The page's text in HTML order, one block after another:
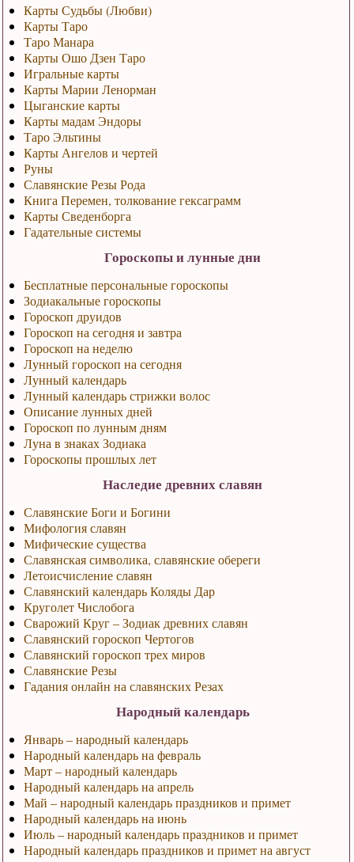
Карты Судьбы (Любви)
Карты Таро
Таро Манара
Карты Ошо Дзен Таро
Игральные карты
Карты Марии Ленорман
Цыганские карты
Карты мадам Эндоры
Таро Эльтины
Карты Ангелов и чертей
Руны
Славянские Резы Рода
Книга Перемен, толкование гексаграмм
Карты Сведенборга
Гадательные системы
Гороскопы и лунные дни
Бесплатные персональные гороскопы
Зодиакальные гороскопы
Гороскоп друидов
Гороскоп на сегодня и завтра
Гороскоп на неделю
Лунный гороскоп на сегодня
Лунный календарь
Лунный календарь стрижки волос
Описание лунных дней
Гороскоп по лунным дням
Луна в знаках Зодиака
Гороскопы прошлых лет
Наследие древних славян
Славянские Боги и Богини
Мифология славян
Мифические существа
Славянская символика, славянские обереги
Летоисчисление славян
Славянский календарь Коляды Дар
Круголет Числобога
Сварожий Круг – Зодиак древних славян
Славянский гороскоп Чертогов
Славянский гороскоп трех миров
Славянские Резы
Гадания онлайн на славянских Резах
Народный календарь
Январь – народный календарь
Народный календарь на февраль
Март – народный календарь
Народный календарь на апрель
Май – народный календарь праздников и примет
Народный календарь на июнь
Июль – народный календарь праздников и примет
Народный календарь праздников и примет на август